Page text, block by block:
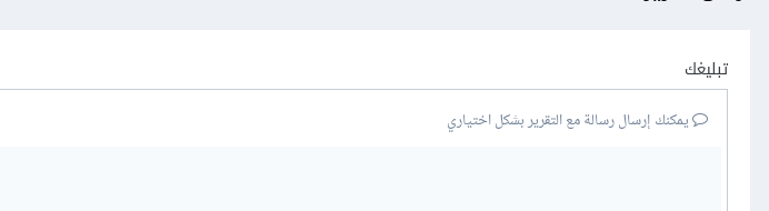
تبليغك
يمكنك إرسال رسالة مع التقرير بشكل اختياري